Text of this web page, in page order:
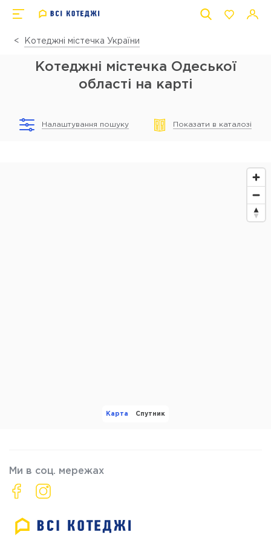
Котеджні містечка України
Котеджні містечка Одеської
області на карті
Налаштування пошуку Показати в каталозі
Карта Спутник
Ми в соц. мережах